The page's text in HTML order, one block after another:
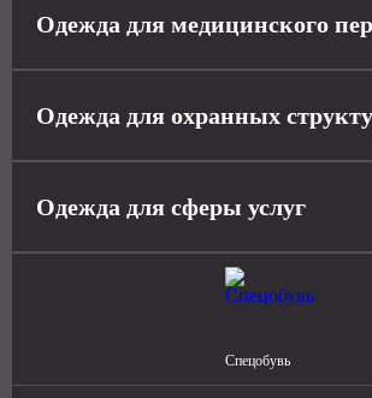
Одежда для медицинского
Одежда для охранных
Одежда для сферы услуг
Спецобувь